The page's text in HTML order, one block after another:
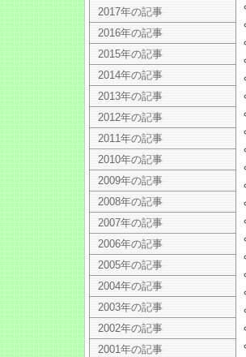
2017年の記事
2016年の記事
2015年の記事
2014年の記事
2013年の記事
2012年の記事
2011年の記事
2010年の記事
2009年の記事
2008年の記事
2007年の記事
2006年の記事
2005年の記事
2004年の記事
2003年の記事
2002年の記事
2001年の記事